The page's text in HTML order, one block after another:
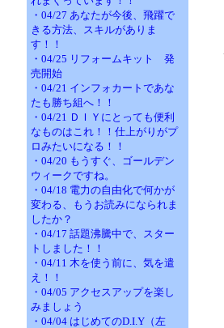
・04/27 あなたが今後、飛躍で
きる方法、スキルがありま
す！！
・04/25 リフォームキット 発
売開始
・04/21 インフォカートであな
たも勝ち組へ！！
・04/21 ＤＩＹにとっても便利
なものはこれ！！仕上がりがプ
ロみたいになる！！
・04/20 もうすぐ、ゴールデン
ウィークですね。
・04/18 電力の自由化で何かが
変わる、もうお読みになられま
したか？
・04/17 話題沸騰中で、スター
トしました！！
・04/11 木を使う前に、気を遣
え！！
・04/05 アクセスアップを楽し
みましょう
・04/04 はじめてのD.I.Y（左